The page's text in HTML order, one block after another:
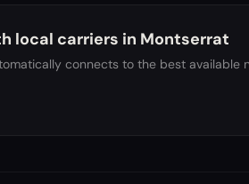
local carriers in Montserrat
connects to the best available